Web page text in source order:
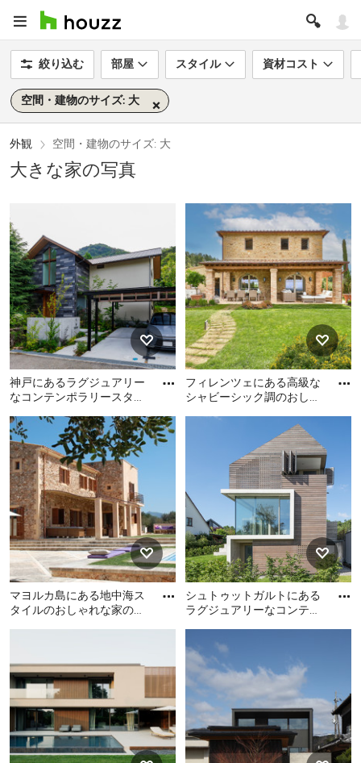
絞り込む 部屋 スタイル 資材コスト
空間・建物のサイズ: 大
外観 空間・建物のサイズ: 大
大きな家の写真
神戸にあるラグジュアリー
なコンテンポラリースタイ
写真
神戸にあるラグジュアリー
なコンテンポラリースタイ
ルのおしゃれな家の外観の
写真
フィレンツェにある高級な
シャビーシック調のおしゃ
フィレンツェにある高級な
シャビーシック調のおしゃ
れな家の外観 (混合材サイデ
ィング) の写真
マヨルカ島にある地中海ス
タイルのおしゃれな家の外
マヨルカ島にある地中海ス
観 (石材サイディング) の写
真
シュトゥットガルトにある
ラグジュアリーなコンテン
シュトゥットガルトにある
ラグジュアリーなコンテン
ポラリースタイルのおしゃ
れな家の外観の写真